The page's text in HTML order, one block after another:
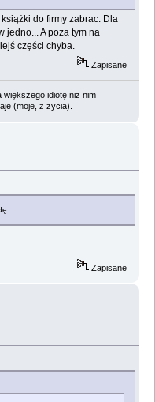
do firmy zabrac. Dla
jedno... A poza tym na
części chyba.
Zapisane
większego idiotę niż nim
(moje, z życia).
Zapisane